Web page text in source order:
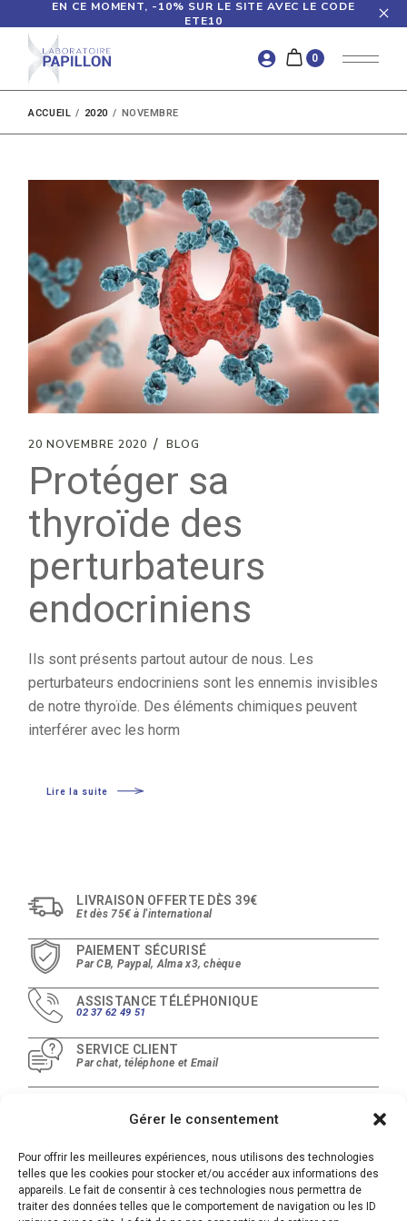
Gérer le consentement
Pour offrir les meilleures expériences, nous utilisons des technologies
telles que les cookies pour stocker et/ou accéder aux informations des
appareils. Le fait de consentir à ces technologies nous permettra de
traiter des données telles que le comportement de navigation ou les ID
content
EN CE MOMENT, -10% SUR LE SITE AVEC LE CODE
ETE10
0
ACCUEIL 2020 NOVEMBRE
20 NOVEMBRE 2020 BLOG
Protéger sa
thyroïde des
perturbateurs
endocriniens
Ils sont présents partout autour de nous. Les
perturbateurs endocriniens sont les ennemis invisibles
de notre thyroïde. Des éléments chimiques peuvent
interférer avec les horm
Lire la suite
LIVRAISON OFFERTE DÈS 39€
Et dès 75€ à l'international
PAIEMENT SÉCURISÉ
Par CB, Paypal, Alma x3, chèque
ASSISTANCE TÉLÉPHONIQUE
02 37 62 49 51
SERVICE CLIENT
Par chat, téléphone et Email
©2026 LABORATOIRE PAPILLON • Design :PUSH IT UP
MENTIONS LÉGALES•CGV•COOKIES